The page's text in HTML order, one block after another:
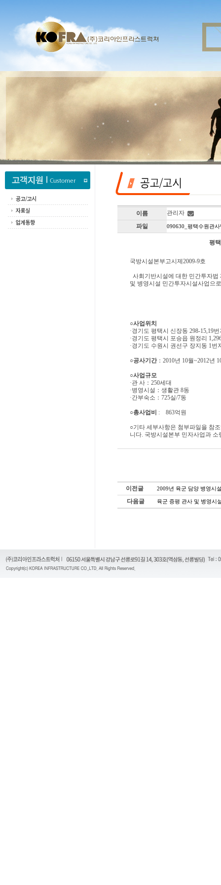
이름
관리자
파일
090630_평택수원관
평
국방시설본부고시제2009-9호
사회기반시설에 대한 민간투자법
및 병영시설 민간투자시설사업으
○사업위치
·경기도 평택시 신장동 298-15,19
·경기도 평택시 포승읍 원정리
·경기도 수원시 권선구 장지동 1번
○공사기간：2010년 10월~2012년
○사업규모
·관 사：250세대
·병영시설：생활관 8동
·간부숙소：725실/7동
○총사업비 : 863억원
○기타 세부사항은 첨부파일을 참
니다. 국방시설본부 민자사업과 소
이전글 2009년 육군 담양 병영시
다음글 육군 증평 관사 및 병영시